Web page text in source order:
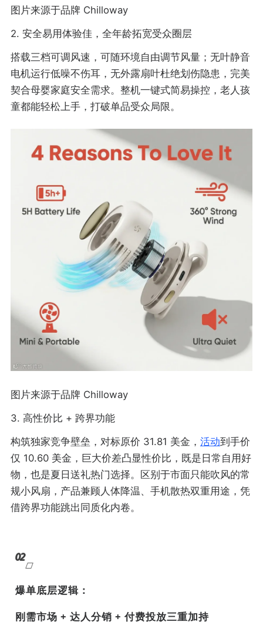
图片来源于品牌 Chilloway
2. 安全易用体验佳，全年龄拓宽受众圈层
搭载三档可调风速，可随环境自由调节风量；无叶静音
电机运行低噪不伤耳，无外露扇叶杜绝划伤隐患，完美
契合母婴家庭安全需求。整机一键式简易操控，老人孩
童都能轻松上手，打破单品受众局限。
图片来源于品牌 Chilloway
3. 高性价比 + 跨界功能
构筑独家竞争壁垒，对标原价 31.81 美金， 活动到手价
仅 10.60 美金，巨大价差凸显性价比，既是日常自用好
物，也是夏日送礼热门选择。区别于市面只能吹风的常
规小风扇，产品兼顾人体降温、手机散热双重用途，凭
借跨界功能跳出同质化内卷。
02
爆单底层逻辑：
刚需市场 + 达人分销 + 付费投放三重加持